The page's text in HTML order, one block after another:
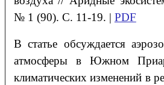
№ 1 (90). С. 11-19. | PDF
В статье обсуждается
атмосферы в Южном
климатических изменений в